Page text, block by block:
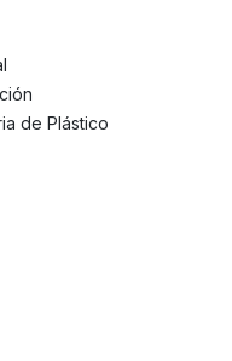
de Plástico